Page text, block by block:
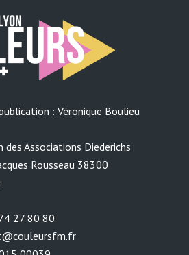
: Véronique Boulieu
des Associations Diederichs
Rousseau 38300
27 80 80